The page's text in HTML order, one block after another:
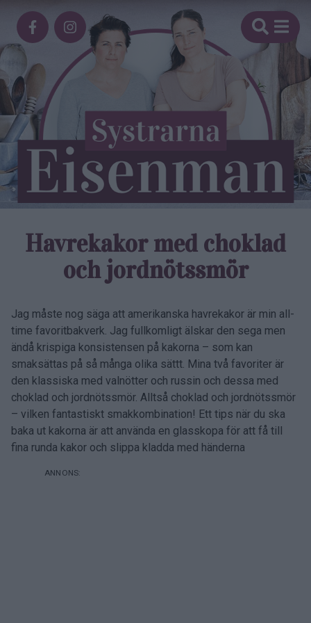
Havrekakor med choklad
och jordnöts­smör
Jag måste nog säga att amerikanska havrekakor är min all-
time favoritbakverk. Jag fullkomligt älskar den sega men
ändå krispiga konsistensen på kakorna – som kan
smaksättas på så många olika sättt. Mina två favoriter är
den klassiska med valnötter och russin och dessa med
choklad och jordnötssmör. Alltså choklad och jordnötssmör
– vilken fantastiskt smakkombination! Ett tips när du ska
baka ut kakorna är att använda en glasskopa för att få till
fina runda kakor och slippa kladda med händerna